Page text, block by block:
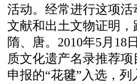
活动。经常进行这项
文献和出土文物证明
隋、唐。2010年5月18
质文化遗产名录推荐
申报的“花毽”入选，